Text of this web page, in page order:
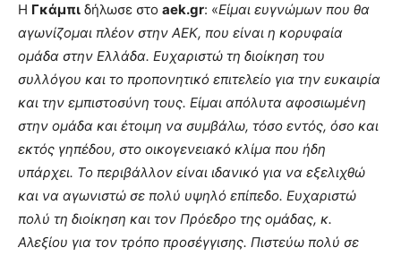
Η Γκάμπι δήλωσε στο aek.gr: «Είμαι ευγνώμων που θα
αγωνίζομαι πλέον στην ΑΕΚ, που είναι η κορυφαία
ομάδα στην Ελλάδα. Ευχαριστώ τη διοίκηση του
συλλόγου και το προπονητικό επιτελείο για την ευκαιρία
και την εμπιστοσύνη τους. Είμαι απόλυτα αφοσιωμένη
στην ομάδα και έτοιμη να συμβάλω, τόσο εντός, όσο και
εκτός γηπέδου, στο οικογενειακό κλίμα που ήδη
υπάρχει. Το περιβάλλον είναι ιδανικό για να εξελιχθώ
και να αγωνιστώ σε πολύ υψηλό επίπεδο. Ευχαριστώ
πολύ τη διοίκηση και τον Πρόεδρο της ομάδας, κ.
Αλεξίου για τον τρόπο προσέγγισης. Πιστεύω πολύ σε